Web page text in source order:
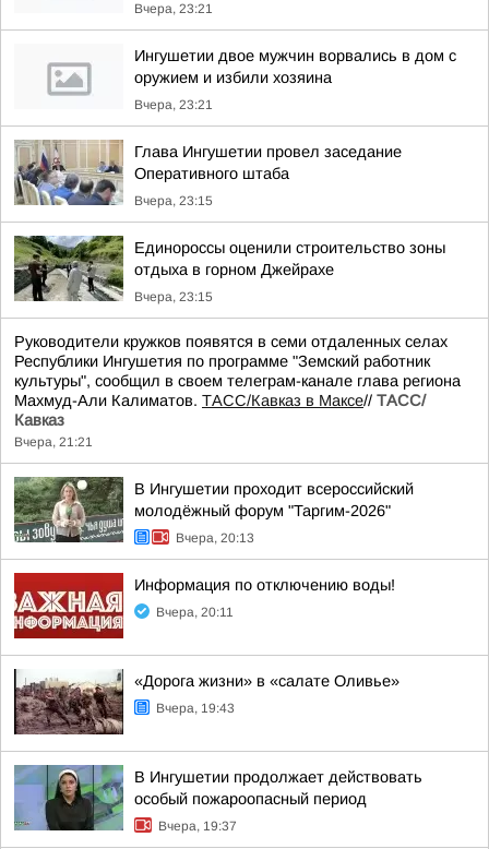
Вчера, 23:21
Ингушетии двое мужчин ворвались в дом с
оружием и избили хозяина
Вчера, 23:21
Глава Ингушетии провел заседание
Оперативного штаба
Вчера, 23:15
Единороссы оценили строительство зоны
отдыха в горном Джейрахе
Вчера, 23:15
Руководители кружков появятся в семи отдаленных селах
Республики Ингушетия по программе "Земский работник
культуры", сообщил в своем телеграм-канале глава региона
Махмуд-Али Калиматов. ТАСС/Кавказ в Максе// ТАСС/
Кавказ
Вчера, 21:21
В Ингушетии проходит всероссийский
молодёжный форум "Таргим-2026"
Вчера, 20:13
Информация по отключению воды!
Вчера, 20:11
«Дорога жизни» в «салате Оливье»
Вчера, 19:43
В Ингушетии продолжает действовать
особый пожароопасный период
Вчера, 19:37